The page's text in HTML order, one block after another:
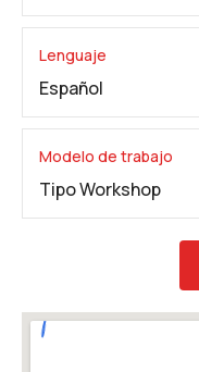
Lenguaje
Español
Modelo de trabajo
Tipo Workshop